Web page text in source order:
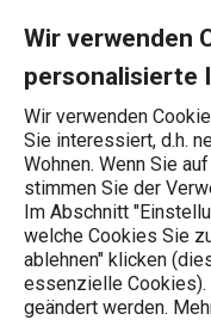
Wir verwenden
personalisierte
Wir verwenden
Sie interessiert, d.h.
Wohnen. Wenn Sie
stimmen Sie der
Im Abschnitt
welche Cookies Sie
ablehnen" klicken
essenzielle Cookies).
geändert werden.
Wonach suchen Sie?
Süß